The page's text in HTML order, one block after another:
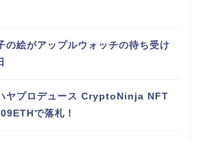
の絵がアップルウォッチの待ち受け
ヤプロデュース CryptoNinja NFT
で落札！